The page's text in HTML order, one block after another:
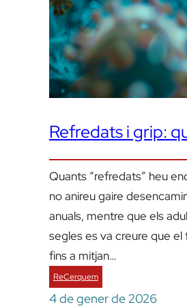
Refredats i grip:
Quants “refredats” heu
no anireu gaire
anuals, mentre que els
segles es va creure que el
fins a mitjan…
ReCerquem
4 de gener de 2026